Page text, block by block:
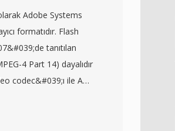
Adobe Systems
formatıdır. Flash
tanıtılan
4 Part 14) dayalıdır
codec&#039;ı ile AAC
kapsayıcı yapısı